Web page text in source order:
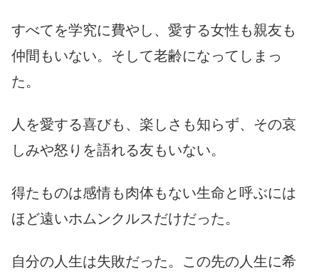
すべてを学究に費やし、愛する女性も親友も
仲間もいない。そして老齢になってしまっ
た。
人を愛する喜びも、楽しさも知らず、その哀
しみや怒りを語れる友もいない。
得たものは感情も肉体もない生命と呼ぶには
ほど遠いホムンクルスだけだった。
自分の人生は失敗だった。この先の人生に希